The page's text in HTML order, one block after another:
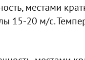
местами
15-20 м/с.